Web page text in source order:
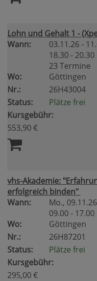
Lohn und Gehalt 1 -
Wann:
03.11.26 -
18.30 -
23 Termine
Wo:
Göttingen
Nr.:
26H43004
Status:
Plätze frei
Kursgebühr:
553,90 €
vhs-Akademie:
erfolgreich binden"
Wann:
Mo., 09.11.26
09.00 -
Wo:
Göttingen
Nr.:
26H87201
Status:
Plätze frei
Kursgebühr:
295,00 €